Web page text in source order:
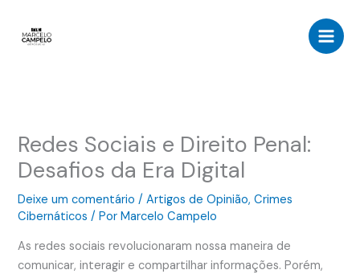
Redes Sociais e Direito Penal:
Desafios da Era Digital
Deixe um comentário /Artigos de Opinião,Crimes
Cibernáticos / PorMarcelo Campelo
As redes sociais revolucionaram nossa maneira de
comunicar, interagir e compartilhar informações. Porém,